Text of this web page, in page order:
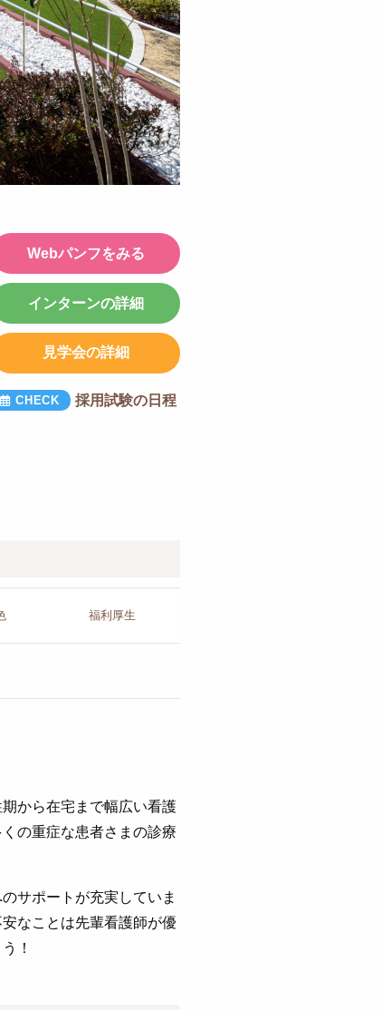
Webパンフをみる
インターンの詳細
見学会の詳細
採用試験の日程
福利厚生
から在宅まで幅広い看護
の重症な患者さまの診療
サポートが充実していま
なことは先輩看護師が優
！